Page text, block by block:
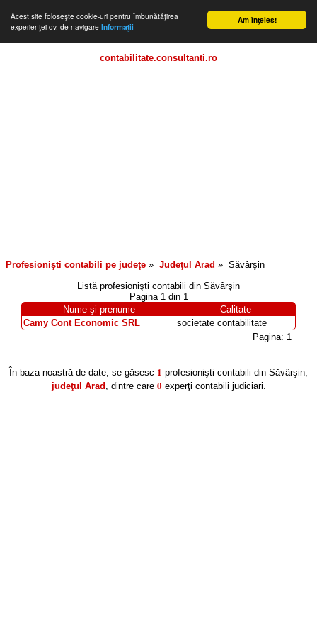
Am înţeles!
Acest site foloseşte cookie-uri pentru îmbunătăţirea
experienţei dv. de navigare Informaţii
contabilitate.consultanti.ro
Profesionişti contabili pe judeţe » Judeţul Arad » Săvârşin
Listă profesionişti contabili din Săvârşin
Pagina 1 din 1
Nume şi prenume
Calitate
Camy Cont Economic SRL
societate contabilitate
Pagina: 1
În baza noastră de date, se găsesc 1 profesionişti contabili din Săvârşin,
judeţul Arad , dintre care 0experţi contabili judiciari.